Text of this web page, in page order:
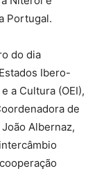
Portugal.
do dia
Ibero-
a Cultura (OEI),
de
Albernaz,